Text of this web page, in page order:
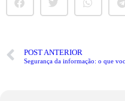
POST ANTERIOR